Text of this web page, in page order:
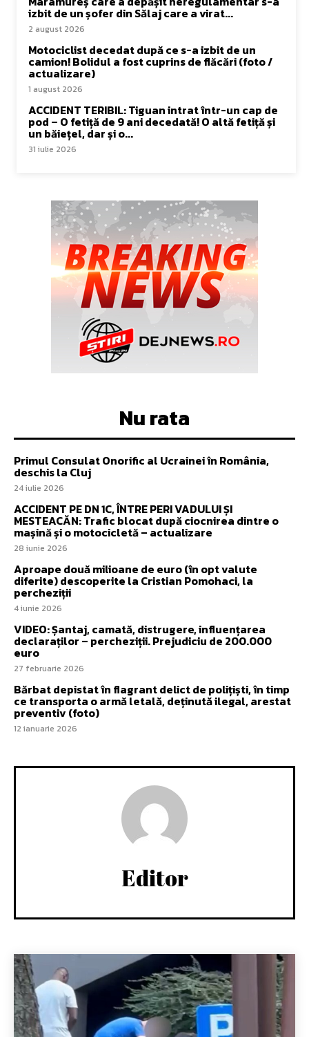
izbit de un șofer din Sălaj care a virat...
2 august 2026
Motociclist decedat după ce s-a izbit de un
camion! Bolidul a fost cuprins de flăcări (foto /
actualizare)
1 august 2026
ACCIDENT TERIBIL: Tiguan intrat într-un cap de
pod – O fetiță de 9 ani decedată! O altă fetiță și
un băiețel, dar și o...
31 iulie 2026
Nu rata
Primul Consulat Onorific al Ucrainei în România,
deschis la Cluj
24 iulie 2026
ACCIDENT PE DN 1C, ÎNTRE PERI VADULUI ȘI
MESTEACĂN: Trafic blocat după ciocnirea dintre o
mașină și o motocicletă – actualizare
28 iunie 2026
Aproape două milioane de euro (în opt valute
diferite) descoperite la Cristian Pomohaci, la
percheziții
4 iunie 2026
VIDEO: Șantaj, camată, distrugere, influențarea
declaraților – percheziții. Prejudiciu de 200.000
euro
27 februarie 2026
Bărbat depistat în flagrant delict de polițiști, în timp
ce transporta o armă letală, deținută ilegal, arestat
preventiv (foto)
12 ianuarie 2026
Editor